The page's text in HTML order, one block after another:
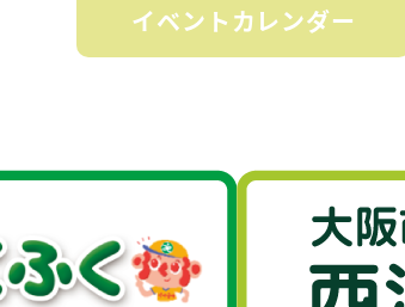
イベントカレンダー